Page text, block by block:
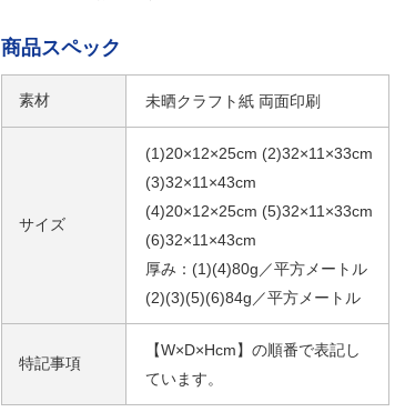
￥1,683
【50枚】ローコ
スト雨カバー バ
合
￥627～
￥1,874
61-802-77
商品スペック
素材 未晒クラフト紙 両面印刷
サイズ
(1)20×12×25cm (2)32×11×33cm
(3)32×11×43cm
(4)20×12×25cm (5)32×11×33cm
(6)32×11×43cm
厚み：(1)(4)80g／平方メートル
(2)(3)(5)(6)84g／平方メートル
特記事項
【W×D×Hcm】の順番で表記し
ています。